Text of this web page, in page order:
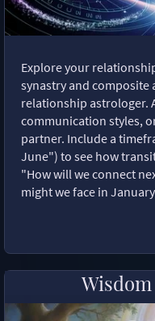
Explore your
synastry and
relationship astrologer.
communication styles,
partner. Include a
June") to see how
"How will we connect
might we face in